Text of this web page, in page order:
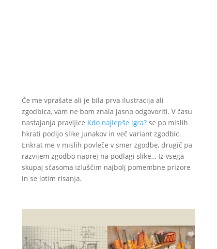
Če me vprašate ali je bila prva ilustracija ali
zgodbica, vam ne bom znala jasno odgovoriti. V času
nastajanja pravljice Kdo najlepše igra?se po mislih
hkrati podijo slike junakov in več variant zgodbic.
Enkrat me v mislih povleče v smer zgodbe, drugič pa
razvijem zgodbo naprej na podlagi slike… Iz vsega
skupaj sčasoma izluščim najbolj pomembne prizore
in se lotim risanja.